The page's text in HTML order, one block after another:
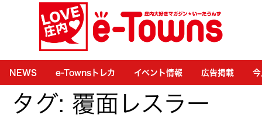
NEWS e-Townsトレカ イベント情報 広告掲載
タグ: 覆面レスラー